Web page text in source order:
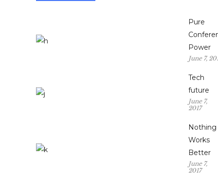
Pure
Power
June 7,
Tech
future
June 7,
2017
Nothing
Works
Better
June 7,
2017